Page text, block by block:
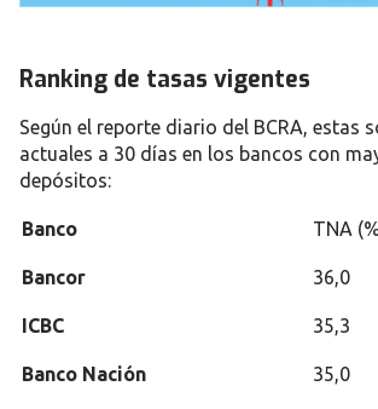
Ranking de tasas vigentes
Según el reporte diario del BCRA, estas
actuales a 30 días en los bancos con
depósitos:
Banco TNA
Bancor 36,0
ICBC 35,3
Banco Nación 35,0